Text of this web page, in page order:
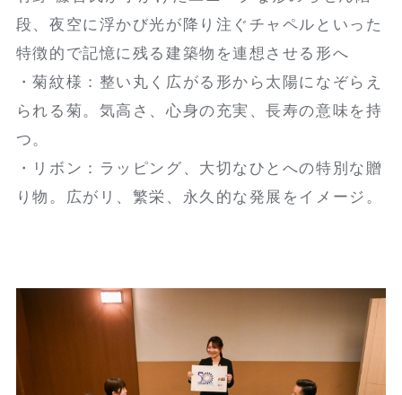
段、夜空に浮かび光が降り注ぐチャペルといった
特徴的で記憶に残る建築物を連想させる形へ
・菊紋様：整い丸く広がる形から太陽になぞらえ
られる菊。気高さ、心身の充実、長寿の意味を持
つ。
・リボン：ラッピング、大切なひとへの特別な贈
り物。広がリ、繁栄、永久的な発展をイメージ。